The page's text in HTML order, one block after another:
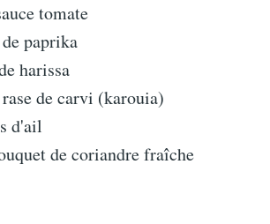
tomate
paprika
harissa
de carvi (karouia)
d'ail
de coriandre fraîche